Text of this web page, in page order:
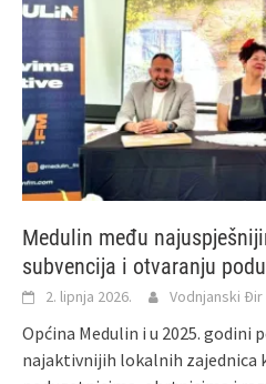
Medulin među
subvencija i otvaranju
2. lipnja 2026. Vodnjanski Đir
Općina Medulin i u 2025. godini
najaktivnijih lokalnih zajednica